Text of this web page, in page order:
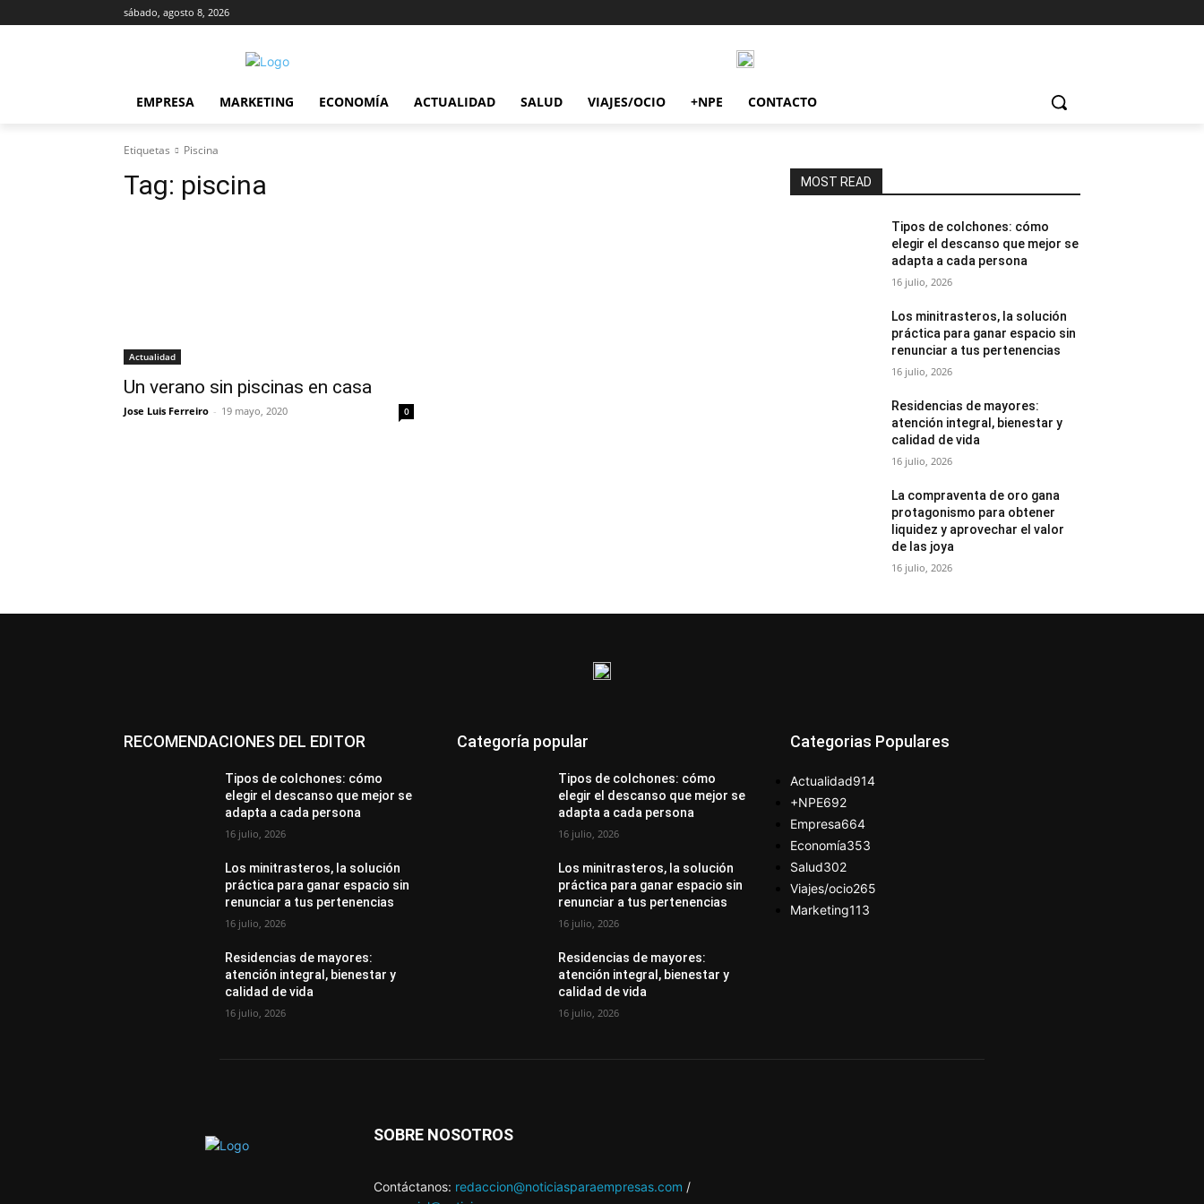
sábado, agosto 8, 2026
EMPRESA MARKETING ECONOMÍA ACTUALIDAD SALUD VIAJES/OCIO +NPE CONTACTO
Etiquetas Piscina
Tag: piscina
Actualidad
Un verano sin piscinas en casa
Jose Luis Ferreiro - 19 mayo, 2020 0
MOST READ
Tipos de colchones: cómo
elegir el descanso que mejor se
adapta a cada persona
16 julio, 2026
Los minitrasteros, la solución
práctica para ganar espacio sin
renunciar a tus pertenencias
16 julio, 2026
Residencias de mayores:
atención integral, bienestar y
calidad de vida
16 julio, 2026
La compraventa de oro gana
protagonismo para obtener
liquidez y aprovechar el valor
de las joya
16 julio, 2026
RECOMENDACIONES DEL EDITOR
Tipos de colchones: cómo
elegir el descanso que mejor se
adapta a cada persona
16 julio, 2026
Los minitrasteros, la solución
práctica para ganar espacio sin
renunciar a tus pertenencias
16 julio, 2026
Residencias de mayores:
atención integral, bienestar y
calidad de vida
16 julio, 2026
Categoría popular
Tipos de colchones: cómo
elegir el descanso que mejor se
adapta a cada persona
16 julio, 2026
Los minitrasteros, la solución
práctica para ganar espacio sin
renunciar a tus pertenencias
16 julio, 2026
Residencias de mayores:
atención integral, bienestar y
calidad de vida
16 julio, 2026
Categorias Populares
Actualidad914
+NPE692
Empresa664
Economía353
Salud302
Viajes/ocio265
Marketing113
SOBRE NOSOTROS
Contáctanos: redaccion@noticiasparaempresas.com /